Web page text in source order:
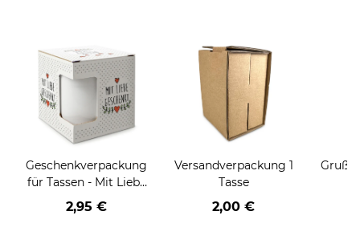
Geschenkverpackung
für Tassen - Mit Liebe
geschenkt
2,95 €
Versandverpackung 1
Tasse
2,00 €